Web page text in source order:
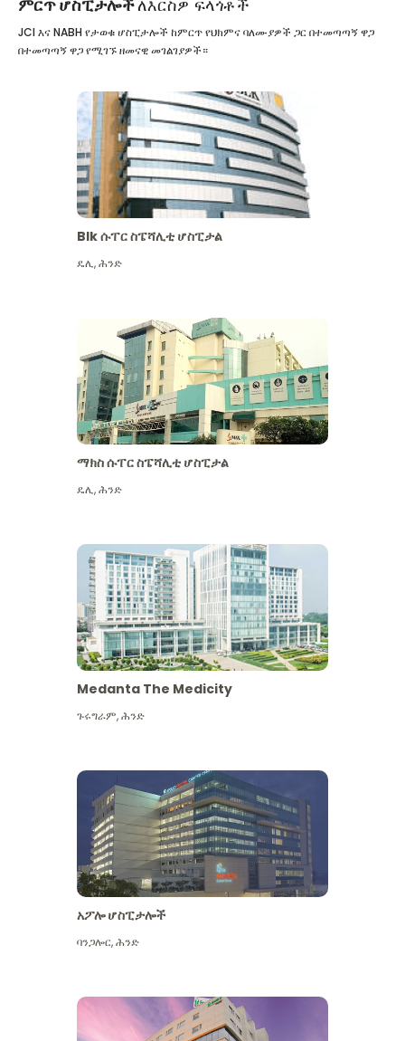
ምርጥ ሆስፒታሎችለእርስዎ ፍላጎቶች
JCI እና NABH የታወቁ ሆስፒታሎች ከምርጥ የህክምና ባለሙያዎች ጋር በተመጣጣኝ ዋጋ
በተመጣጣኝ ዋጋ የሚገኙ ዘመናዊ መገልገያዎች።
Blk ሱፐር ስፔሻሊቲ ሆስፒታል
ዴሊ,ሕንድ
ማክስ ሱፐር ስፔሻሊቲ ሆስፒታል
ዴሊ,ሕንድ
Medanta The Medicity
ጉሩግራም,ሕንድ
አፖሎ ሆስፒታሎች
ባንጋሎር,ሕንድ